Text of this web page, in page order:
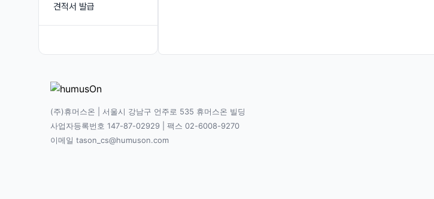
견적서 발급
(주)휴머스온 | 서울시 강남구 언주로 535 휴머스온 빌딩
사업자등록번호 147-87-02929 | 팩스 02-6008-9270
이메일 tason_cs@humuson.com